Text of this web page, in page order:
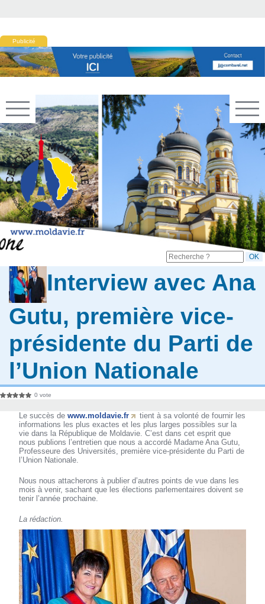
Publicité
Interview avec Ana
Gutu, première vice-
présidente du Parti de
l’Union Nationale
0 vote
Le succès dewww.moldavie.fr
tient à sa volonté de fournir les
informations les plus exactes et les plus larges possibles sur la
vie dans la République de Moldavie. C’est dans cet esprit que
nous publions l’entretien que nous a accordé Madame Ana Gutu,
Professeure des Universités, première vice-présidente du Parti de
l’Union Nationale.
Nous nous attacherons à publier d’autres points de vue dans les
mois à venir, sachant que les élections parlementaires doivent se
tenir l’année prochaine.
La rédaction.